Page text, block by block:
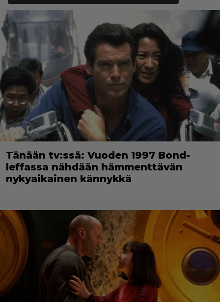
Tänään tv:ssä: Vuoden 1997 Bond-
leffassa nähdään hämmenttävän
nykyaikainen kännykkä